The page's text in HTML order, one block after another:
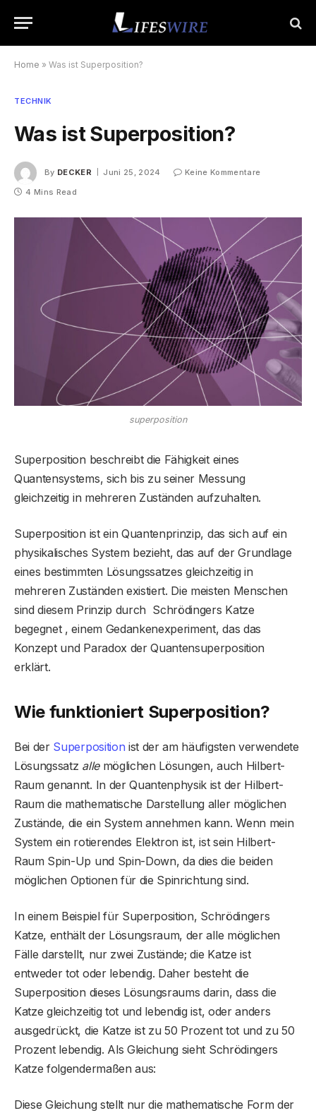
Home » Was ist Superposition?
TECHNIK
Was ist Superposition?
By DECKER Juni 25, 2024
Keine Kommentare
4 Mins Read
superposition
Superposition beschreibt die Fähigkeit eines
Quantensystems, sich bis zu seiner Messung
gleichzeitig in mehreren Zuständen aufzuhalten.
Superposition ist ein Quantenprinzip, das sich auf ein
physikalisches System bezieht, das auf der Grundlage
eines bestimmten Lösungssatzes gleichzeitig in
mehreren Zuständen existiert. Die meisten Menschen
sind diesem Prinzip durch Schrödingers Katze
begegnet , einem Gedankenexperiment, das das
Konzept und Paradox der Quantensuperposition
erklärt.
Wie funktioniert Superposition?
Bei der Superposition ist der am häufigsten verwendete
Lösungssatz allemöglichen Lösungen, auch Hilbert-
Raum genannt. In der Quantenphysik ist der Hilbert-
Raum die mathematische Darstellung aller möglichen
Zustände, die ein System annehmen kann. Wenn mein
System ein rotierendes Elektron ist, ist sein Hilbert-
Raum Spin-Up und Spin-Down, da dies die beiden
möglichen Optionen für die Spinrichtung sind.
In einem Beispiel für Superposition, Schrödingers
Katze, enthält der Lösungsraum, der alle möglichen
Fälle darstellt, nur zwei Zustände; die Katze ist
entweder tot oder lebendig. Daher besteht die
Superposition dieses Lösungsraums darin, dass die
Katze gleichzeitig tot und lebendig ist, oder anders
ausgedrückt, die Katze ist zu 50 Prozent tot und zu 50
Prozent lebendig. Als Gleichung sieht Schrödingers
Katze folgendermaßen aus:
Diese Gleichung stellt nur die mathematische Form der